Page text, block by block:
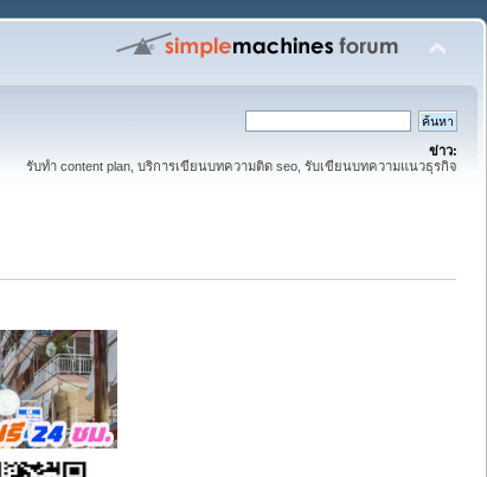
ข่าว:
รับทำ content plan, บริการเขียนบทความติด seo, รับเขียนบทความแนวธุรกิจ